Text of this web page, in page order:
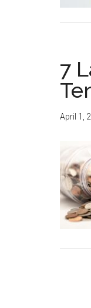
7
April 1,